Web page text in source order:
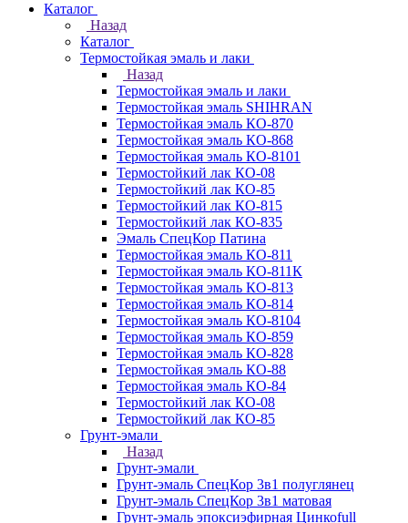
Каталог
Назад
Каталог
Термостойкая эмаль и лаки
Назад
Термостойкая эмаль и лаки
Термостойкая эмаль SHIHRAN
Термостойкая эмаль КО-870
Термостойкая эмаль КО-868
Термостойкая эмаль КО-8101
Термостойкий лак КО-08
Термостойкий лак КО-85
Термостойкий лак КО-815
Термостойкий лак КО-835
Эмаль СпецКор Патина
Термостойкая эмаль КО-811
Термостойкая эмаль КО-811К
Термостойкая эмаль КО-813
Термостойкая эмаль КО-814
Термостойкая эмаль КО-8104
Термостойкая эмаль КО-859
Термостойкая эмаль КО-828
Термостойкая эмаль КО-88
Термостойкая эмаль КО-84
Термостойкий лак КО-08
Термостойкий лак КО-85
Грунт-эмали
Назад
Грунт-эмали
Грунт-эмаль СпецКор 3в1 полуглянец
Грунт-эмаль СпецКор 3в1 матовая
Грунт-эмаль эпоксиэфирная Цинкоfull